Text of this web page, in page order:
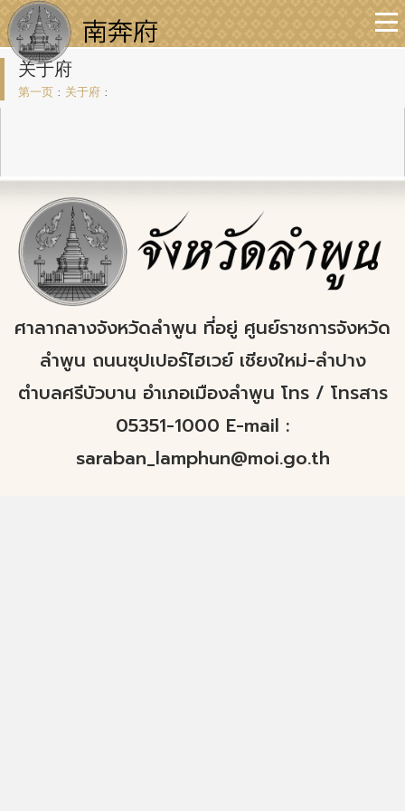
关于府
第一页 : 关于府 :
ศาลากลางจังหวัดลำพูน ที่อยู่ ศูนย์ราชการจังหวัด
ลำพูน ถนนซุปเปอร์ไฮเวย์ เชียงใหม่-ลำปาง
ตำบลศรีบัวบาน อำเภอเมืองลำพูน โทร / โทรสาร
05351-1000 E-mail :
saraban_lamphun@moi.go.th